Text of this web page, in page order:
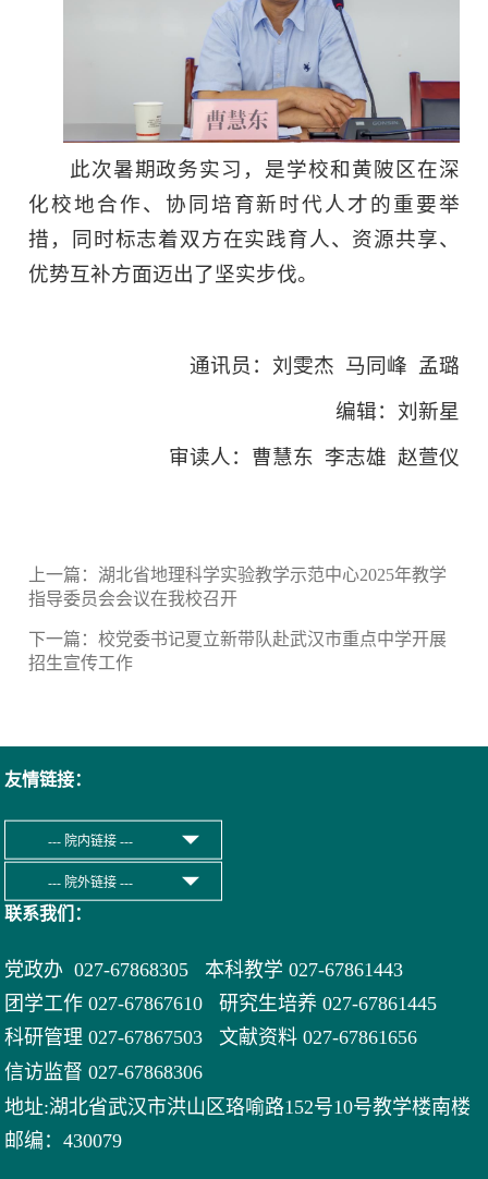
此次暑期政务实习，是学校和黄陂区在深
化校地合作、协同培育新时代人才的重要举
措，同时标志着双方在实践育人、资源共享、
优势互补方面迈出了坚实步伐。
通讯员：刘雯杰 马同峰 孟璐
编辑：刘新星
审读人：曹慧东 李志雄 赵萱仪
上一篇： 湖北省地理科学实验教学示范中心2025年教学
指导委员会会议在我校召开
下一篇：校党委书记夏立新带队赴武汉市重点中学开展
招生宣传工作
友情链接：
联系我们：
党政办 027-67868305 本科教学 027-67861443
团学工作 027-67867610 研究生培养 027-67861445
科研管理 027-67867503 文献资料 027-67861656
信访监督 027-67868306
地址:湖北省武汉市洪山区珞喻路152号10号教学楼南楼
邮编：430079